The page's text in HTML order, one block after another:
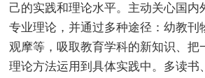
己的实践和理论水平。主动关心国内
专业理论，并通过多种途径：幼教刊
观摩等，吸取教育学科的新知识、把
理论方法运用到具体实践中。多读书